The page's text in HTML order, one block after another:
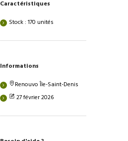
Caractéristiques
Stock : 170 unités
Informations
Renouvo Île-Saint-Denis
27 février 2026